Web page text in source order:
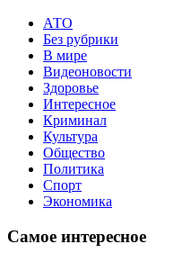
АТО
Без рубрики
В мире
Видеоновости
Здоровье
Интересное
Криминал
Культура
Общество
Политика
Спорт
Экономика
Самое интересное